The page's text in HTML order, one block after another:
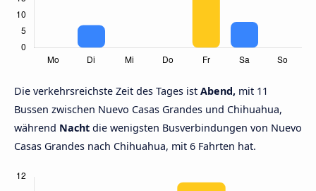
Die verkehrsreichste Zeit des Tages ist Abend, mit 11
Bussen zwischen Nuevo Casas Grandes und Chihuahua,
während Nacht die wenigsten Busverbindungen von Nuevo
Casas Grandes nach Chihuahua, mit 6 Fahrten hat.